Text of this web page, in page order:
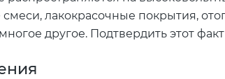
смеси, лакокрасочные покрытия,
другое. Подтвердить этот